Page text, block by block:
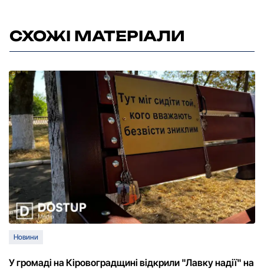
СХОЖІ МАТЕРІАЛИ
Новини
У громаді на Кіровоградщині відкрили "Лавку надії" на